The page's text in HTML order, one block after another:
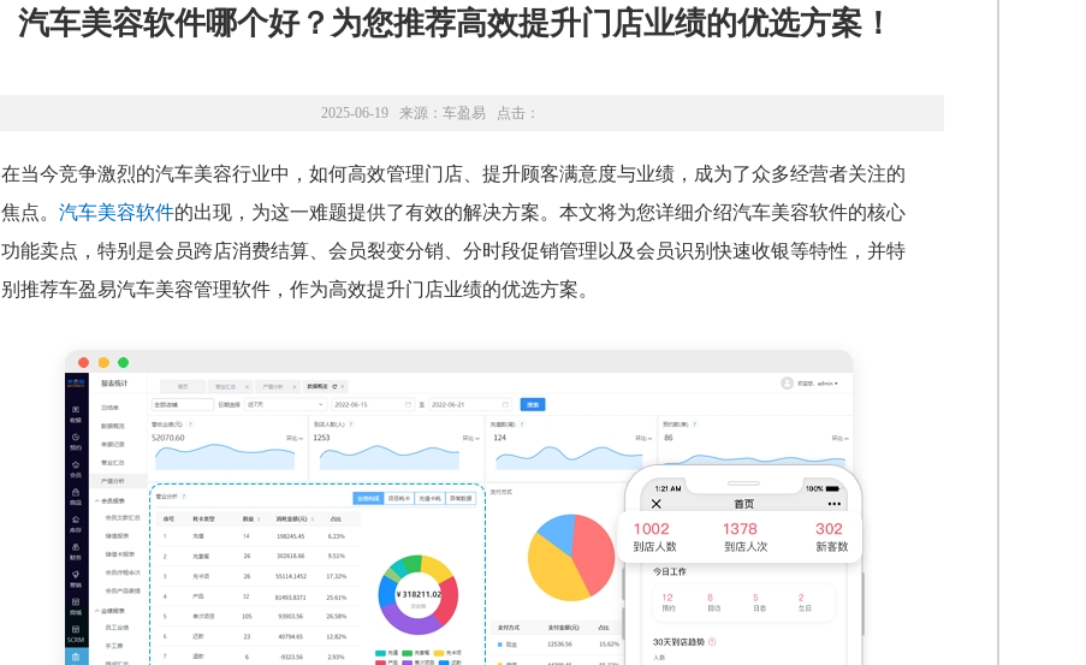
汽车美容软件哪个好？为您推荐高效提升门店业绩的优选方案！
2025-06-19 来源： 车盈易 点击：
在当今竞争激烈的汽车美容行业中，如何高效管理门店、提升顾客满意度与业绩，成为了众多经营者关注的
焦点。 汽车美容软件的出现，为这一难题提供了有效的解决方案。本文将为您详细介绍汽车美容软件的核心
功能卖点，特别是会员跨店消费结算、会员裂变分销、分时段促销管理以及会员识别快速收银等特性，并特
别推荐车盈易汽车美容管理软件，作为高效提升门店业绩的优选方案。